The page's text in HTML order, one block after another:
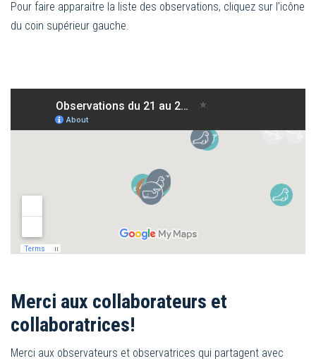
Pour faire apparaitre la liste des observations, cliquez sur l’icône
du coin supérieur gauche.
Merci aux collaborateurs et
collaboratrices!
Merci aux observateurs et observatrices qui partagent avec